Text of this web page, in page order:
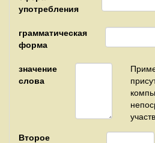
употребления
грамматическая
форма
значение
слова
Второе